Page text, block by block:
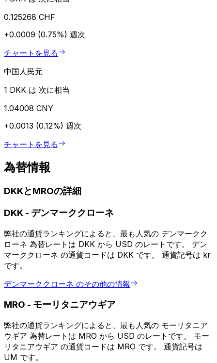
0.125268 CHF
+0.0009 (0.75%) 週次
チャートを見る
中国人民元
1 DKK は 次に相当
1.04008 CNY
+0.0013 (0.12%) 週次
チャートを見る
為替情報
DKKとMROの詳細
DKK - デンマーククローネ
弊社の通貨ランキングによると、最も人気の デンマークク
ローネ 為替レートは DKK から USD のレートです。 デン
マーククローネ の通貨コードは DKK です。 通貨記号は kr
です。
デンマーククローネ のその他の情報
MRO - モーリタニアウギア
弊社の通貨ランキングによると、最も人気の モーリタニア
ウギア 為替レートは MRO から USD のレートです。 モー
リタニアウギア の通貨コードは MRO です。 通貨記号は
UM です。